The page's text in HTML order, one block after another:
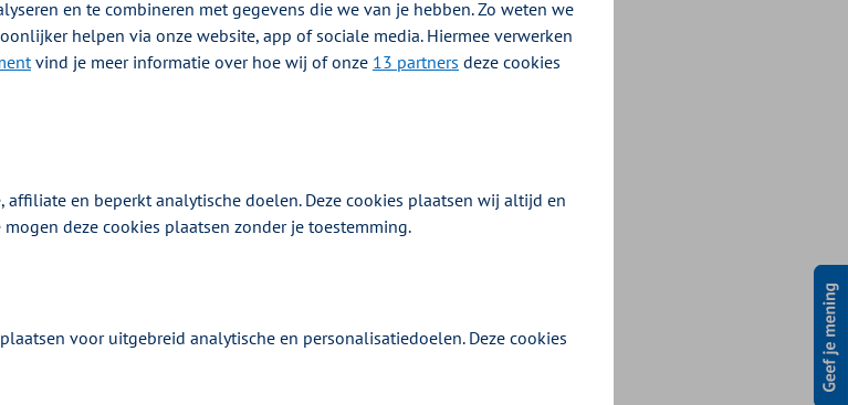
sector zijn gepubliceerd.
een lager tariefpercentage heeft afgesproken of u een nieuwe
afwijkend tariefpercentage’ vindt u een hulpmiddel waar u uw
(xlsx)
en te combineren met gegevens die we van je hebben. Zo weten we
helpen via onze website, app of sociale media. Hiermee verwerken
vind je meer informatie over hoe wij of onze 13 partners deze cookies
en beperkt analytische doelen. Deze cookies plaatsen wij altijd en
deze cookies plaatsen zonder je toestemming.
voor uitgebreid analytische en personalisatiedoelen. Deze cookies